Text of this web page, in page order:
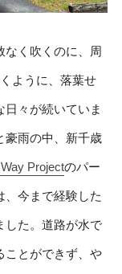
なく吹くのに、周
ように、落葉せ
々が続いていま
豪雨の中、新千歳
Projectのパー
、今まで経験した
した。道路が水で
ことができず、や